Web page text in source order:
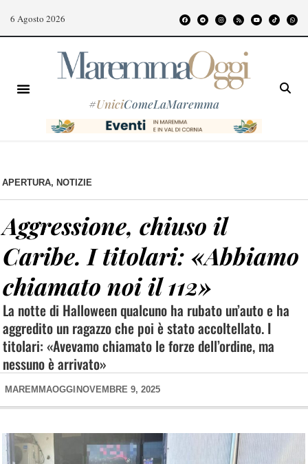
6 Agosto 2026
#UniciComeLaMaremma
APERTURA, NOTIZIE
Aggressione, chiuso il
Caribe. I titolari: «Abbiamo
chiamato noi il 112»
La notte di Halloween qualcuno ha rubato un’auto e ha
aggredito un ragazzo che poi è stato accoltellato. I
titolari: «Avevamo chiamato le forze dell’ordine, ma
nessuno è arrivato»
MAREMMAOGGI NOVEMBRE 9, 2025